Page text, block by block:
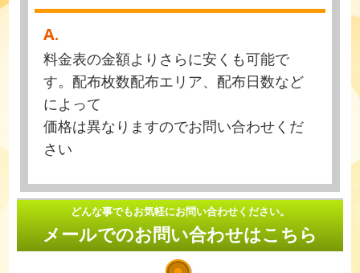
A.
料金表の金額よりさらに安くも可能で
す。配布枚数配布エリア、配布日数など
によって
価格は異なりますのでお問い合わせくだ
さい
どんな事でもお気軽にお問い合わせください。
メールでのお問い合わせはこちら